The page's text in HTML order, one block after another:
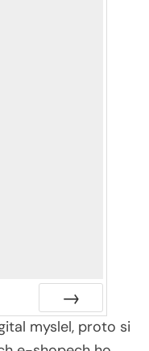
Další
myslel, proto si